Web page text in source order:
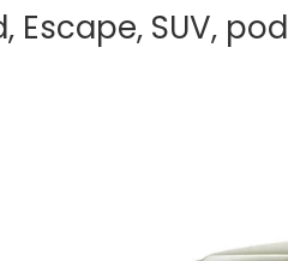
Escape, SUV,